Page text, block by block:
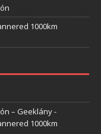
1000km
– Geeklány-
1000km